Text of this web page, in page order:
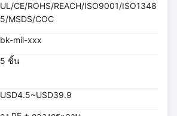
UL/CE/ROHS/REACH/ISO9001/ISO1348
5/MSDS/COC
bk-mil-xxx
5 ชิ้น
USD4.5~USD39.9